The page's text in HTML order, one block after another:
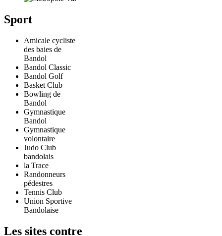
Sport
Amicale cycliste
des baies de
Bandol
Bandol Classic
Bandol Golf
Basket Club
Bowling de
Bandol
Gymnastique
Bandol
Gymnastique
volontaire
Judo Club
bandolais
la Trace
Randonneurs
pédestres
Tennis Club
Union Sportive
Bandolaise
Les sites contre